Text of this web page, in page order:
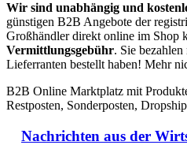
Wir sind unabhängig und
günstigen B2B Angebote der
Großhändler direkt online im Shop
Vermittlungsgebühr. Sie
Lieferranten bestellt haben! Mehr
B2B Online Marktplatz mit
Restposten, Sonderposten,
Nachrichten aus der